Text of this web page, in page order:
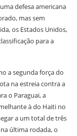
defesa americana
mas sem
os Estados Unidos,
para a
a segunda força do
na estreia contra a
o Paraguai, a
à do Haiti no
a um total de três
última rodada, o